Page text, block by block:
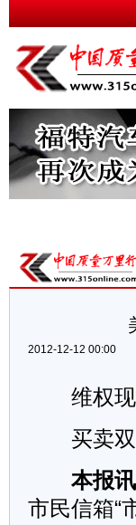
·校车司机强奸女
2012-12-12 00:00
维权
买卖双
本报
市民信箱“